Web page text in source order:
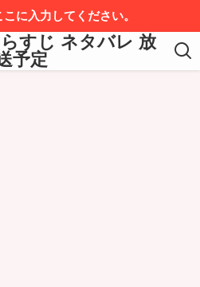
に入力してください。
すじ ネタバレ 放
予定